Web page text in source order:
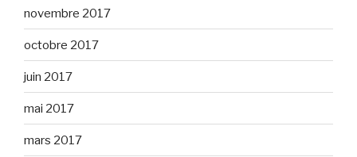
novembre 2017
octobre 2017
juin 2017
mai 2017
mars 2017